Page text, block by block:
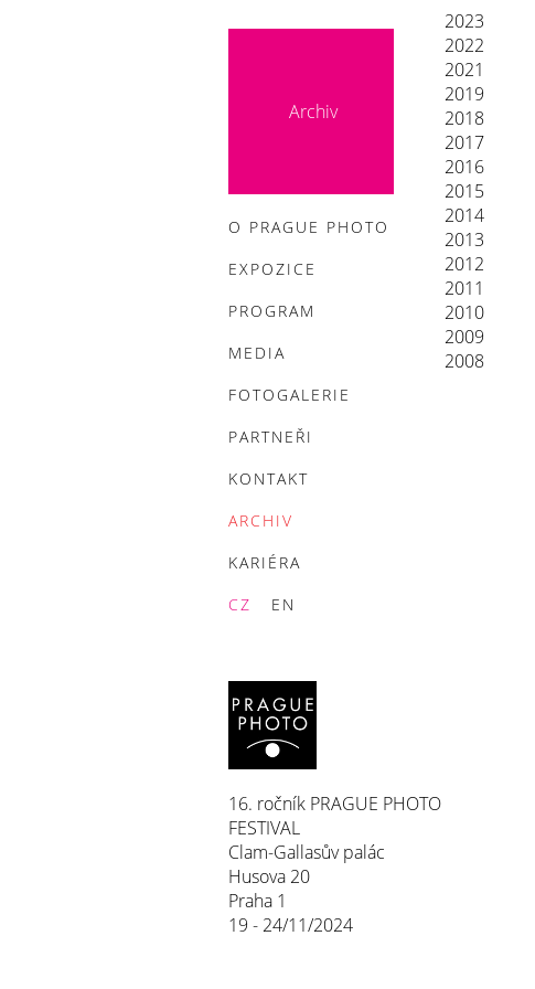
Archiv
O PRAGUE PHOTO
EXPOZICE
PROGRAM
MEDIA
FOTOGALERIE
PARTNEŘI
KONTAKT
ARCHIV
KARIÉRA
CZ
EN
16. ročník PRAGUE PHOTO
FESTIVAL
Clam-Gallasův palác
Husova 20
Praha 1
19 - 24/11/2024
2023
2022
2021
2019
2018
2017
2016
2015
2014
2013
2012
2011
2010
2009
2008